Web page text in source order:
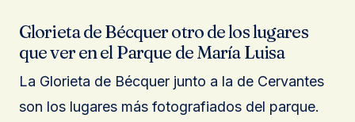
Glorieta de Bécquer otro de los lugares
que ver en el Parque de María Luisa
La Glorieta de Bécquer junto a la de Cervantes
son los lugares más fotografiados del parque.